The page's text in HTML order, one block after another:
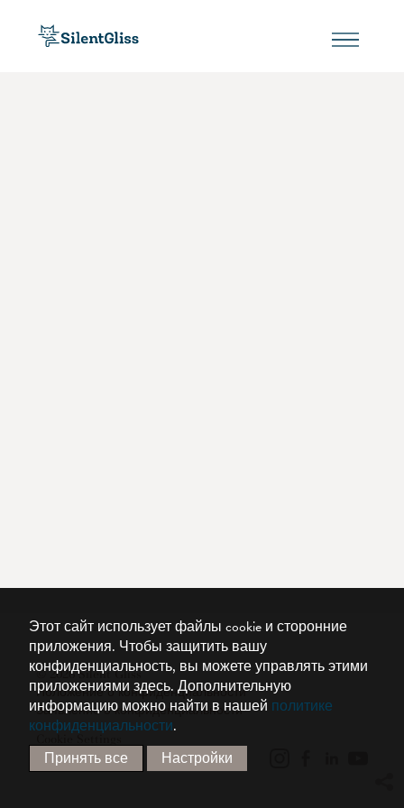
© 2026 Silent Gliss
Положение о конфиденциальности
Заявление о конфиденциальности
Этот сайт использует файлы cookie и сторонние
приложения. Чтобы защитить вашу
конфиденциальность, вы можете управлять этими
приложениями здесь. Дополнительную
информацию можно найти в нашей политике
конфиденциальности.
Принять все
Настройки